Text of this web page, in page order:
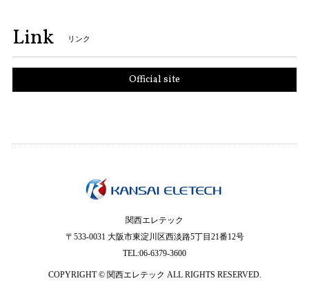
Link リンク
Official site
関西エレテック
〒533-0031 大阪市東淀川区西淡路5丁目21番12号
TEL:06-6379-3600
COPYRIGHT © 関西エレテック ALL RIGHTS RESERVED.